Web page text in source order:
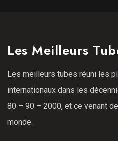
Les Meilleurs
Les meilleurs tubes réuni les
internationaux dans les
80 – 90 – 2000, et ce venant
monde.